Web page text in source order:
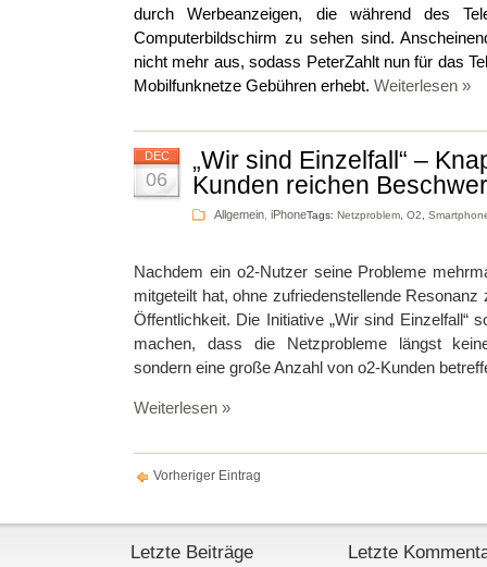
durch Werbeanzeigen, die während des
Computerbildschirm zu sehen sind.
nicht mehr aus, sodass PeterZahlt nun für das
Mobilfunknetze Gebühren erhebt. Weiterlesen »
DEC
06
„Wir sind Einzelfall“ –
Kunden reichen
Tags: Netzproblem O2
Allgemein iPhone
Nachdem ein o2-Nutzer seine Probleme
mitgeteilt hat, ohne zufriedenstellende Resonanz
Öffentlichkeit. Die Initiative „Wir sind Einzelfall“
machen, dass die Netzprobleme längst
sondern eine große Anzahl von o2-Kunden
Weiterlesen »
Vorheriger Eintrag
Letzte Beiträge Letzte